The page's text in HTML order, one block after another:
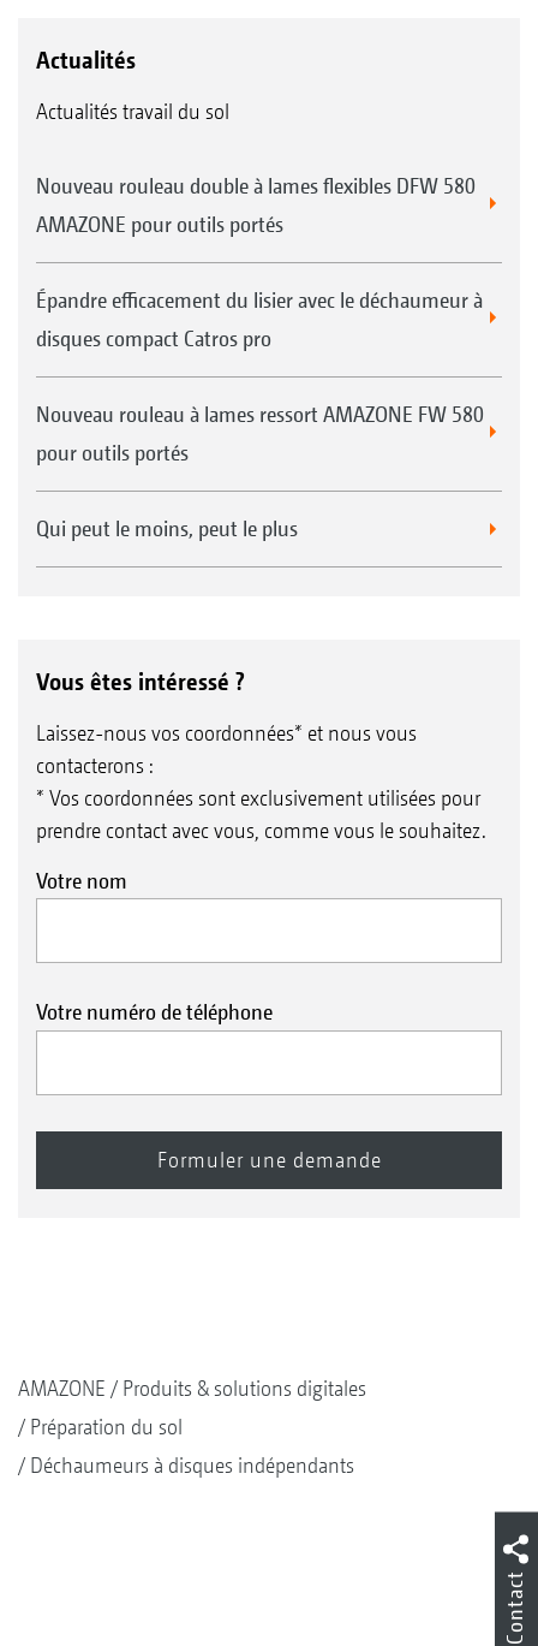
Actualités
Actualités travail du sol
Nouveau rouleau double à lames flexibles DFW 580
AMAZONE pour outils portés
Épandre efficacement du lisier avec le déchaumeur à
disques compact Catros pro
Nouveau rouleau à lames ressort AMAZONE FW 580
pour outils portés
Qui peut le moins, peut le plus
Vous êtes intéressé ?
Laissez-nous vos coordonnées* et nous vous
contacterons :
* Vos coordonnées sont exclusivement utilisées pour
prendre contact avec vous, comme vous le souhaitez.
Votre nom
Votre numéro de téléphone
AMAZONE
Produits & solutions digitales
Préparation du sol
Déchaumeurs à disques indépendants
Contact